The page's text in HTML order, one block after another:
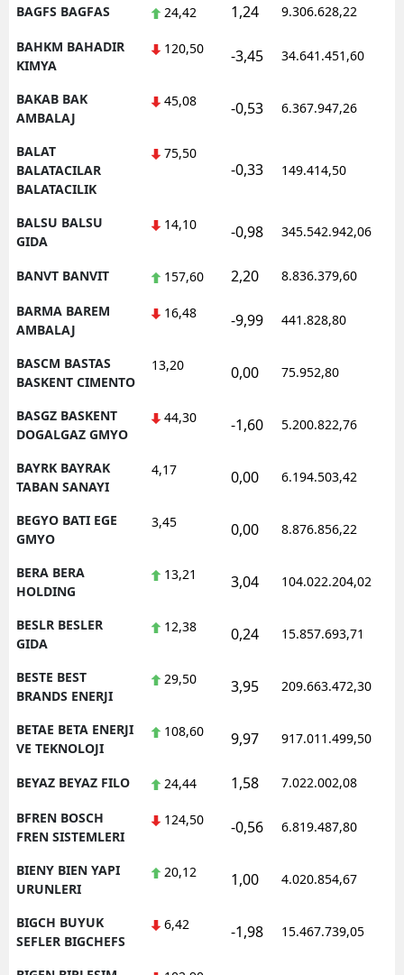
BAGFS BAGFAS 24,42 1,24 9.306.628,22
BAHKM BAHADIR
KIMYA
120,50 -3,45 34.641.451,60
BAKAB BAK
AMBALAJ
45,08 -0,53 6.367.947,26
BALAT
BALATACILAR
BALATACILIK
75,50
-0,33 149.414,50
BALSU BALSU
GIDA
14,10 -0,98 345.542.942,06
BANVT BANVIT 157,60 2,20 8.836.379,60
BARMA BAREM
AMBALAJ
16,48 -9,99 441.828,80
BASCM BASTAS
BASKENT CIMENTO
13,20 0,00 75.952,80
BASGZ BASKENT
DOGALGAZ GMYO
44,30 -1,60 5.200.822,76
BAYRK BAYRAK
TABAN SANAYI
4,17 0,00 6.194.503,42
BEGYO BATI EGE
GMYO
3,45 0,00 8.876.856,22
BERA BERA
HOLDING
13,21 3,04 104.022.204,02
BESLR BESLER
GIDA
12,38 0,24 15.857.693,71
BESTE BEST
BRANDS ENERJI
29,50 3,95 209.663.472,30
BETAE BETA ENERJI
VE TEKNOLOJI
108,60 9,97 917.011.499,50
BEYAZ BEYAZ FILO 24,44 1,58 7.022.002,08
BFREN BOSCH
FREN SISTEMLERI
124,50 -0,56 6.819.487,80
BIENY BIEN YAPI
URUNLERI
20,12 1,00 4.020.854,67
BIGCH BUYUK
SEFLER BIGCHEFS
6,42 -1,98 15.467.739,05